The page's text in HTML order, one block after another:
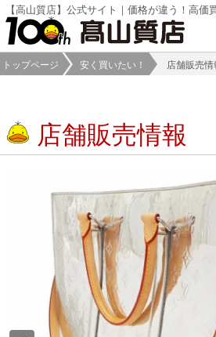
【高山質店】公式サイト｜価格が違う！高価
トップページ 安く買いたい！ 店舗販売情
店舗販売情報